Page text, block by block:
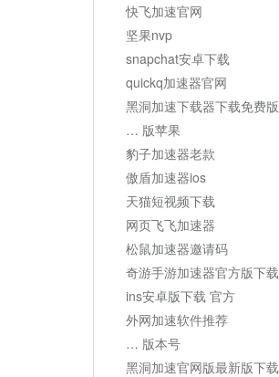
快飞加速官网
坚果nvp
snapchat安卓下载
quickq加速器官网
黑洞加速下载器下载免费版
… 版苹果
豹子加速器老款
傲盾加速器ios
天猫短视频下载
网页飞飞加速器
松鼠加速器邀请码
奇游手游加速器官方版下载
ins安卓版下载 官方
外网加速软件推荐
… 版本号
黑洞加速官网版最新版下载